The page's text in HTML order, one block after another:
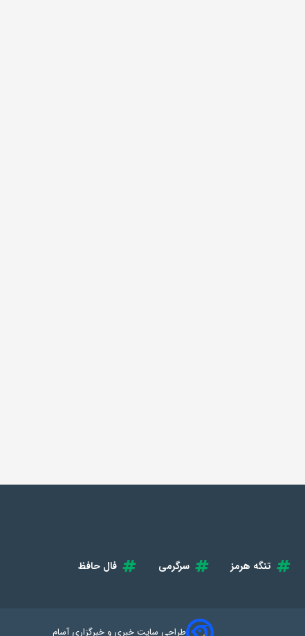
تنگه هرمز سرگرمی
فال حافظ
طراحی سایت خبری و خبرگزاری آسام